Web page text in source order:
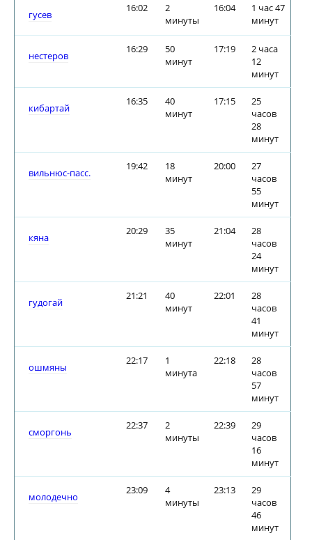
гусев
16:02
2
минуты
16:04
1 час 47
минут
нестеров
16:29
50
минут
17:19
2 часа
12
минут
кибартай
16:35
40
минут
17:15
25
часов
28
минут
вильнюс-пасс.
19:42
18
минут
20:00
27
часов
55
минут
кяна
20:29
35
минут
21:04
28
часов
24
минут
гудогай
21:21
40
минут
22:01
28
часов
41
минут
ошмяны
22:17
1
минута
22:18
28
часов
57
минут
сморгонь
22:37
2
минуты
22:39
29
часов
16
минут
молодечно
23:09
4
минуты
23:13
29
часов
46
минут